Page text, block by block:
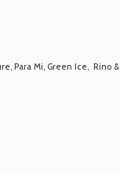
Para Mi, Green Ice, Rino &